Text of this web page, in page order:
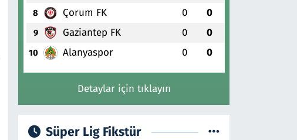
8 Çorum FK 0 0
9 Gaziantep FK 0 0
10 Alanyaspor 0 0
Detaylar için tıklayın
Süper Lig Fikstür